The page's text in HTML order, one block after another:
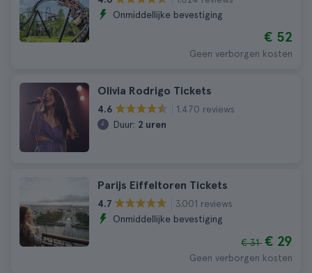
Onmiddellijke bevestiging
€ 52
Geen verborgen kosten
Olivia Rodrigo Tickets
4.6
1.470 reviews
Duur: 2 uren
Parijs Eiffeltoren Tickets
4.7
3.001 reviews
Onmiddellijke bevestiging
€ 31 € 29
Geen verborgen kosten